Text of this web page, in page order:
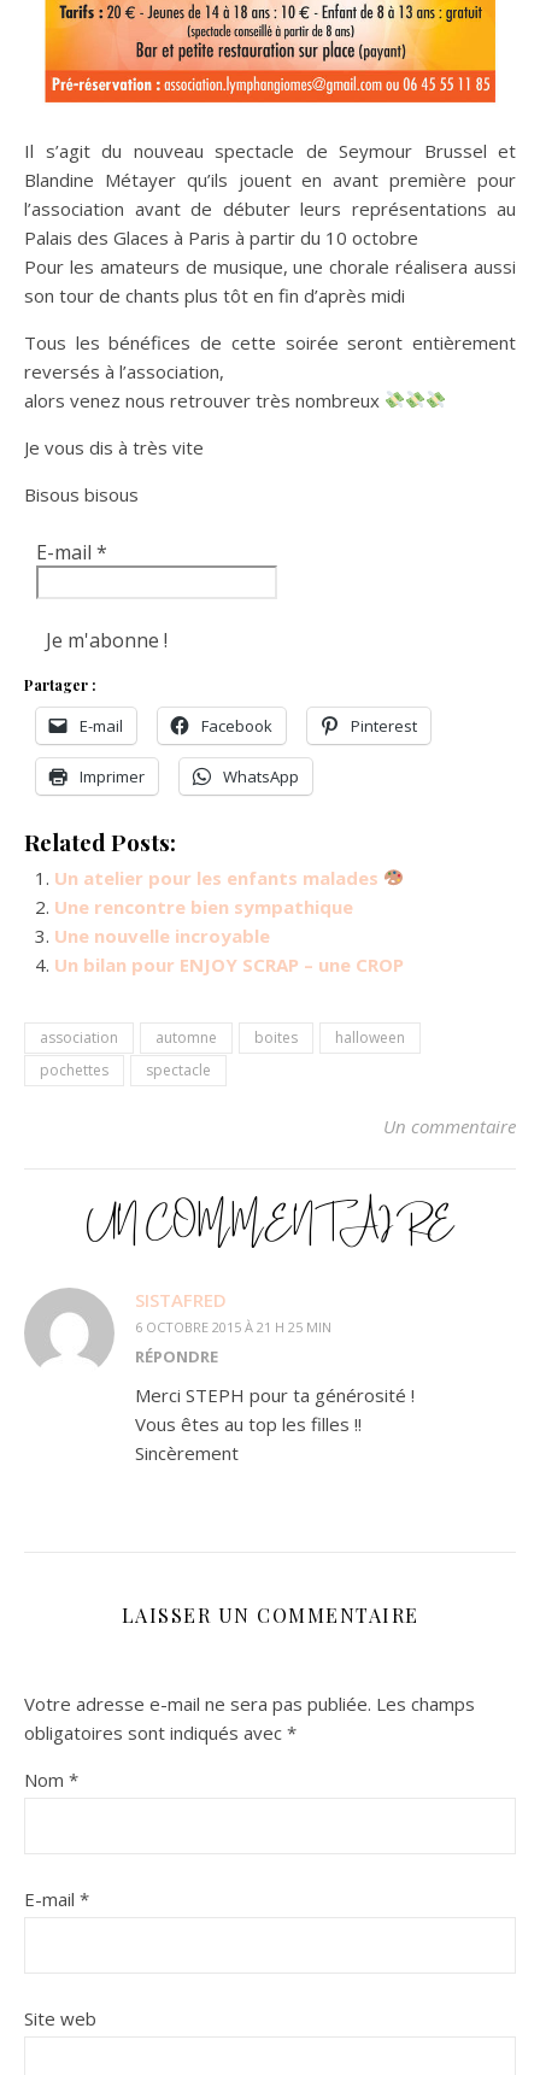
Il s’agit du nouveau spectacle de Seymour Brussel et
Blandine Métayer qu’ils jouent en avant première pour
l’association avant de débuter leurs représentations au
Palais des Glaces à Paris à partir du 10 octobre
Pour les amateurs de musique, une chorale réalisera aussi
son tour de chants plus tôt en fin d’après midi
Tous les bénéfices de cette soirée seront entièrement
reversés à l’association,
alors venez nous retrouver très nombreux
Je vous dis à très vite
Bisous bisous
E-mail *
Partager :
E-mail Facebook Pinterest
Imprimer WhatsApp
Related Posts:
Un atelier pour les enfants malades
Une rencontre bien sympathique
Une nouvelle incroyable
Un bilan pour ENJOY SCRAP – une CROP
association automne boites
halloween
pochettes
spectacle
Un commentaire
UN COMMENTAIRE
SISTAFRED
6 OCTOBRE 2015 À 21 H 25 MIN
RÉPONDRE
Merci STEPH pour ta générosité !
Vous êtes au top les filles !!
Sincèrement
LAISSER UN COMMENTAIRE
Votre adresse e-mail ne sera pas publiée. Les champs
obligatoires sont indiqués avec *
Nom *
E-mail *
Site web